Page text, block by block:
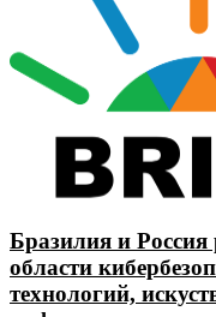
Бразилия и Россия
области
технологий,